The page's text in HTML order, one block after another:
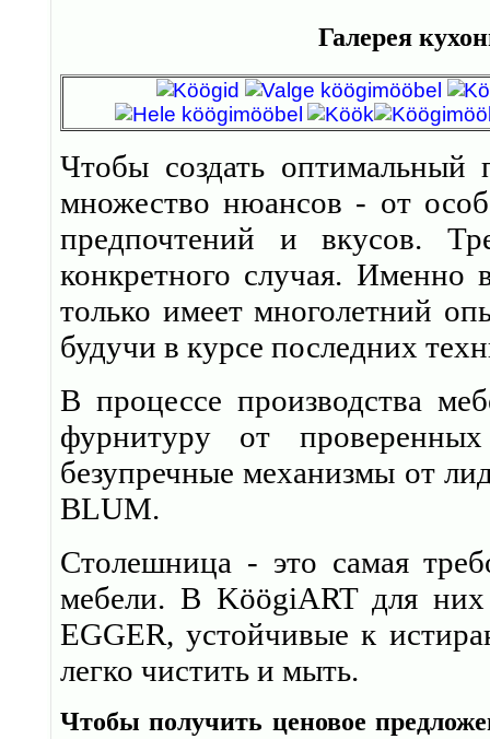
Галерея
Чтобы создать оптимальный
множество нюансов - от
предпочтений и вкусов.
конкретного случая. Именно
только имеет многолетний
будучи в курсе последних
В процессе производства
фурнитуру от
безупречные механизмы от
BLUM.
Столешница - это самая
мебели. В KöögiART для них
EGGER, устойчивые к
легко чистить и мыть.
Чтобы получить ценовое